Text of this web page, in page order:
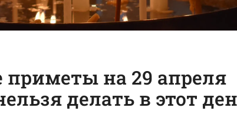
на 29 апреля
делать в этот